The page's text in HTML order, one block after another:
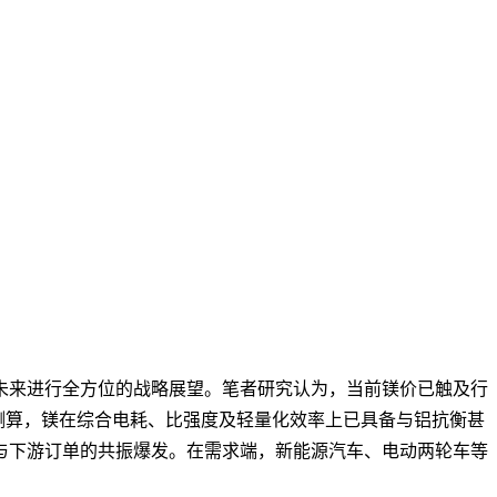
进行全方位的战略展望。笔者研究认为，当前镁价已触及行
，镁在综合电耗、比强度及轻量化效率上已具备与铝抗衡甚
游订单的共振爆发。在需求端，新能源汽车、电动两轮车等